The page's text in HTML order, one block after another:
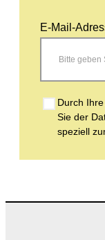
E-Mail-
Durch
Sie der
speziell